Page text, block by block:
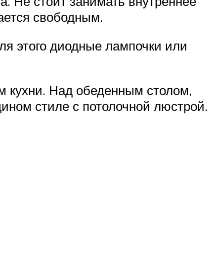
свободным.
этого диодные лампочки или
кухни. Над обеденным столом,
стиле с потолочной люстрой.